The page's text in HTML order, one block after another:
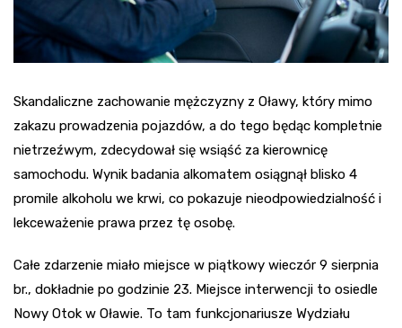
Skandaliczne zachowanie mężczyzny z Oławy, który mimo
zakazu prowadzenia pojazdów, a do tego będąc kompletnie
nietrzeźwym, zdecydował się wsiąść za kierownicę
samochodu. Wynik badania alkomatem osiągnął blisko 4
promile alkoholu we krwi, co pokazuje nieodpowiedzialność i
lekceważenie prawa przez tę osobę.
Całe zdarzenie miało miejsce w piątkowy wieczór 9 sierpnia
br., dokładnie po godzinie 23. Miejsce interwencji to osiedle
Nowy Otok w Oławie. To tam funkcjonariusze Wydziału